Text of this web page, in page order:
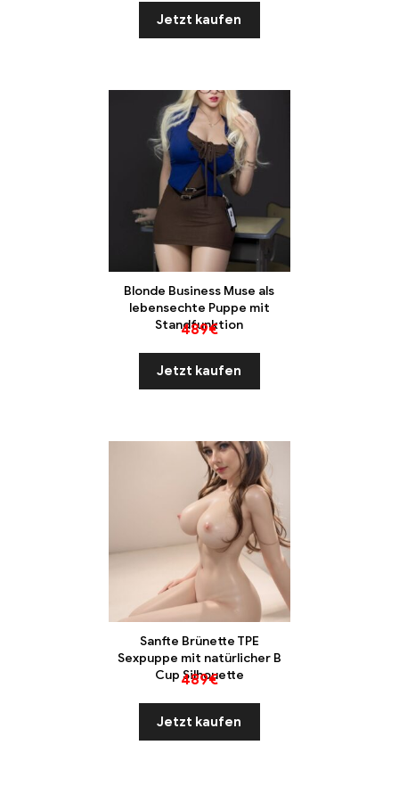
Jetzt kaufen
Blonde Business Muse als
lebensechte Puppe mit
Standfunktion
489€
Jetzt kaufen
Sanfte Brünette TPE
Sexpuppe mit natürlicher B
Cup Silhouette
489€
Jetzt kaufen